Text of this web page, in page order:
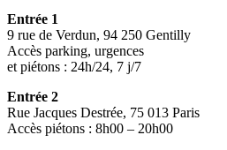
Entrée 1
9 rue de Verdun, 94 250 Gentilly
Accès parking, urgences
et piétons : 24h/24, 7 j/7
Entrée 2
Rue Jacques Destrée, 75 013 Paris
Accès piétons : 8h00 – 20h00